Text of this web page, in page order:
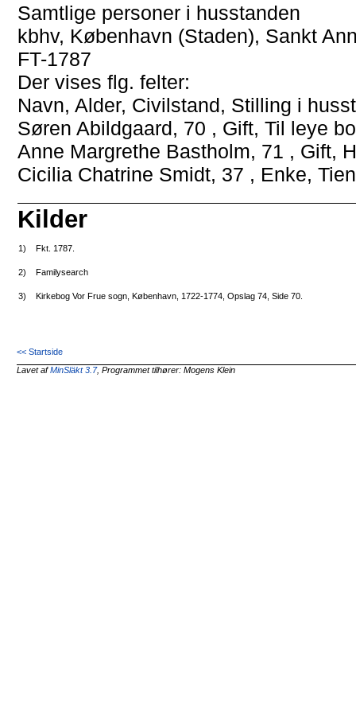
Samtlige personer i husstanden
kbhv, København (Staden), Sankt
FT-1787
Der vises flg. felter:
Navn, Alder, Civilstand, Stilling i
Søren Abildgaard, 70 , Gift, Til leye
Anne Margrethe Bastholm, 71 , Gift,
Cicilia Chatrine Smidt, 37 , Enke,
Kilder
1) Fkt. 1787.
2) Familysearch
3) Kirkebog Vor Frue sogn, København, 1722-1774, Opslag 74, Side 70.
<< Startside
Lavet afMinSläkt 3.7, Programmet tilhører: Mogens Klein